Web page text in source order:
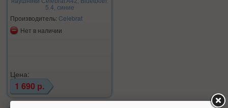
5.4, синие
Производитель: Celebrat
Нет в наличии
Цена:
1 690 р.